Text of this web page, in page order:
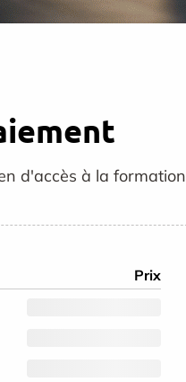
d'accès à la formation
Prix